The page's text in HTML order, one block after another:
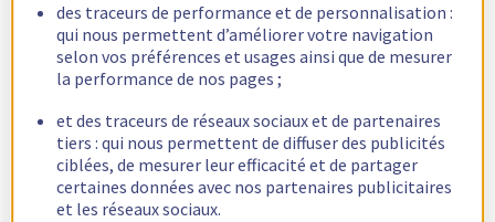
des traceurs de performance et de personnalisation :
qui nous permettent d’améliorer votre navigation
selon vos préférences et usages ainsi que de mesurer
la performance de nos pages ;
et des traceurs de réseaux sociaux et de partenaires
tiers : qui nous permettent de diffuser des publicités
ciblées, de mesurer leur efficacité et de partager
certaines données avec nos partenaires publicitaires
et les réseaux sociaux.